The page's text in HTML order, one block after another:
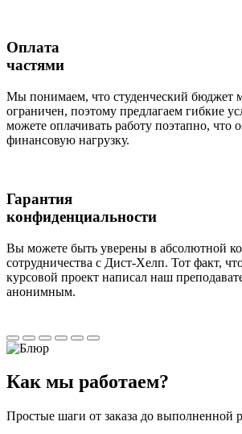
Оплата
частями
Мы понимаем, что студенческий бюджет
ограничен, поэтому предлагаем гибкие
можете оплачивать работу поэтапно, что
финансовую нагрузку.
Гарантия
конфиденциальности
Вы можете быть уверены в абсолютной
сотрудничества с Дист-Хелп. Тот факт,
курсовой проект написал наш
анонимным.
Как мы работаем?
Простые шаги от заказа до выполненной